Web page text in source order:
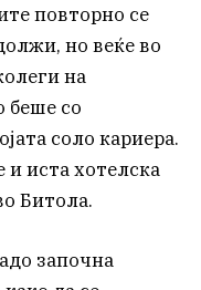
повторно се
но веќе во
на
беше со
соло кариера.
иста хотелска
Битола.
започна